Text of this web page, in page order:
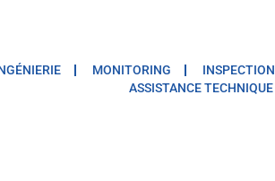
MONITORING INSPECTION
ASSISTANCE TECHNIQUE